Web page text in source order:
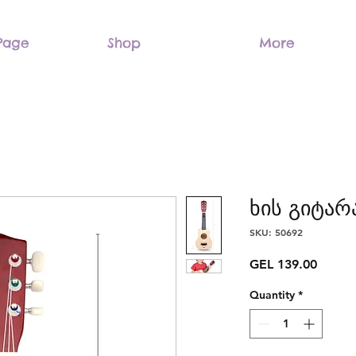
Shop More
ხის
SKU: 50692
GEL 139.00Price
Quantity *